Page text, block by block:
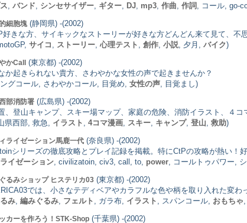
バンド シンセサイザー ギター DJ mp3 作曲 作詞 , コール, go-
細胞塊 (静岡県) -(2002)
好きな方、サイキックなストーリーが好きな方どんどん来て見て、不
サイコ ストーリー 心理テスト 創作 小説 , 夕月, バイク)
かCall
(東京都) -(2002)
か起きられない貴方、さわやかな女性の声で起きませんか？
グコール, さわやかコール, 目覚め, 女性の声 , 目覚まし)
部消防署 (広島県) -(2002)
、登山キャンプ、スキー場マップ、家庭の危険、消防イラスト、４コ
県西部, 救急, イラスト 4コマ漫画 スキー キャンプ, 登山 救助)
ライゼーション馬鹿一代 (奈良県) -(2002)
シリーズの徹底攻略とプレイ記録を掲載。特にCtPの攻略が熱い！
イゼーション , civilizatoin, civ3, call, to, power , コールトゥパワー,
るみショップ ヒステリカ03 (東京都) -(2002)
では、小さなテディベアやカラフルな色や柄を取り入れた変
み 編みぐるみ フェルト , ガラ布, イラスト , スパンコール, おもちゃ
カーを作ろう！STK-Shop (千葉県) -(2002)